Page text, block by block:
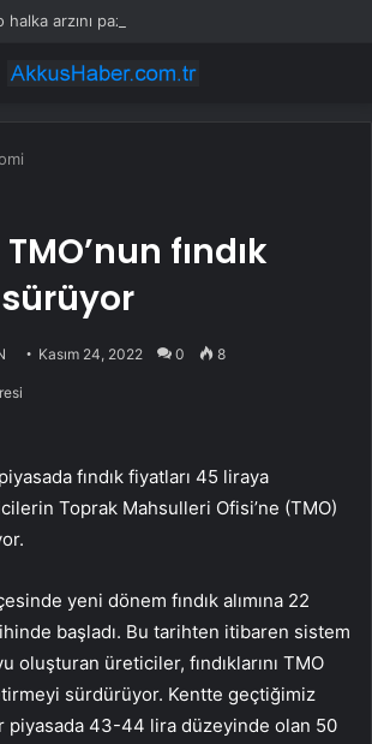
fındık
sürüyor
Kasım 24, 2022 0 8
fındık fiyatları 45 liraya
Toprak Mahsulleri Ofisi’ne (TMO)
yeni dönem fındık alımına 22
başladı. Bu tarihten itibaren sistem
oluşturan üreticiler, fındıklarını TMO
sürdürüyor. Kentte geçtiğimiz
piyasada 43-44 lira düzeyinde olan 50